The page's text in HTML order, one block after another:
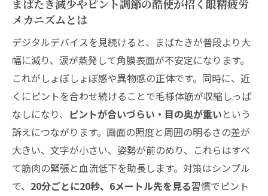
こんな時は病院へ！受診の目安や見きわめ
眼精疲労が治らない時、病院では何をして
くれる？
もう繰り返さない！眼精疲労の再発防止習慣と1
週間チャレンジ
睡眠・ストレス・理想の休憩ペースのつく
り方
デスクワークにおすすめ疲労対策グッズ活
用術
まばたき減少やピント調節の酷使が招く眼精疲労
メカニズムとは
デジタルデバイスを見続けると、まばたきが普段より大
幅に減り、涙が蒸発して角膜表面が不安定になります。
これがしょぼしょぼ感や異物感の正体です。同時に、近
くにピントを合わせ続けることで毛様体筋が収縮しっぱ
なしになり、 ピントが合いづらい・目の奥が重いという
訴えにつながります。画面の照度と周囲の明るさの差が
大きい、文字が小さい、姿勢が前のめり、これらはすべ
て筋肉の緊張と血流低下を助長します。対策はシンプル
で、 20分ごとに20秒、6メートル先を見る習慣でピント